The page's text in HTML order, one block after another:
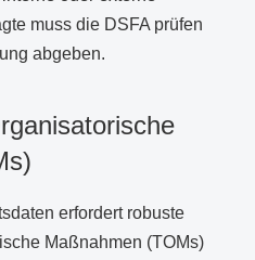
muss die DSFA prüfen
abgeben.
erfordert robuste
Maßnahmen (TOMs)